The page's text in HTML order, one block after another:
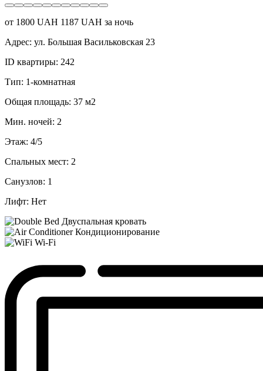
от 1800 UAH 1187 UAH за ночь
Адрес: ул. Большая Васильковская 23
ID квартиры: 242
Тип: 1-комнатная
Общая площадь: 37 м2
Мин. ночей: 2
Этаж: 4/5
Спальных мест: 2
Санузлов: 1
Лифт: Нет
Двуспальная кровать
Кондиционирование
Wi-Fi